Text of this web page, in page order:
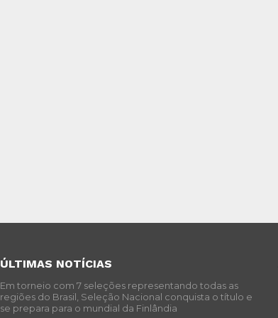
ÚLTIMAS NOTÍCIAS
Em torneio com 7 seleções representando todas as
regiões do Brasil, Seleção Nacional conquista o título e
se prepara para o mundial da Finlândia